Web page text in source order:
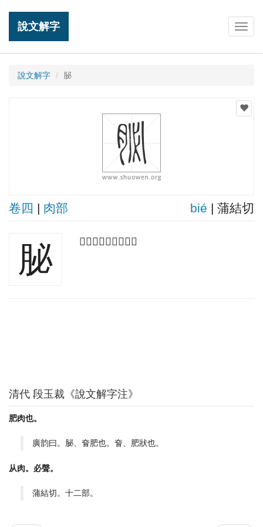
說文解字
說文解字 䏟
卷四 | 肉部 bié | 蒲結切
䏟 𦘺肉也。从肉必聲。
清代 段玉裁《說文解字注》
肥肉也。
廣韵曰。䏟、㚛肥也。㚛、肥狀也。
从肉。必聲。
蒲結切。十二部。